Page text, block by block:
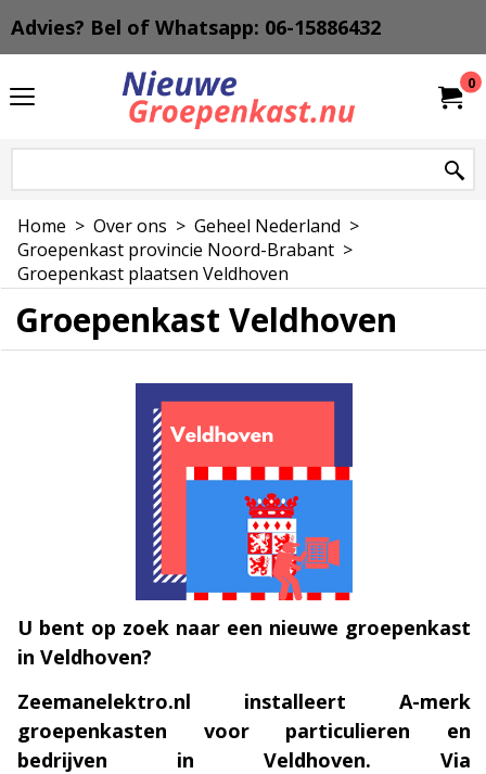
Advies? Bel of Whatsapp: 06-15886432
0
Home > Over ons > Geheel Nederland >
Groepenkast provincie Noord-Brabant >
Groepenkast plaatsen Veldhoven
Groepenkast Veldhoven
U bent op zoek naar een nieuwe groepenkast
in Veldhoven?
Zeemanelektro.nl installeert A-merk
groepenkasten voor particulieren en
bedrijven in Veldhoven. Via